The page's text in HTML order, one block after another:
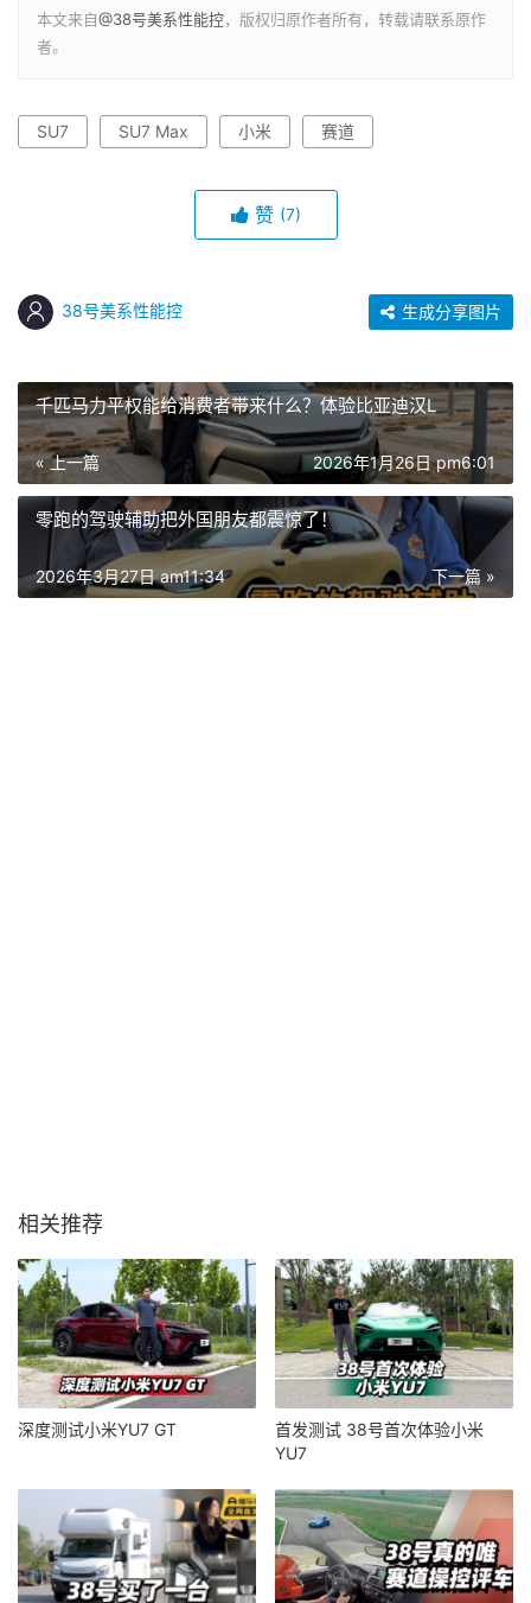
本文来自@38号美系性能控，版权归原作者所有，转载请联系原作
者。
SU7 SU7 Max 小米 赛道
赞 (7)
38号美系性能控 生成分享图片
千匹马力平权能给消费者带来什么？体验比亚迪汉L
« 上一篇 2026年1月26日 pm6:01
零跑的驾驶辅助把外国朋友都震惊了！
下一篇 »
2026年3月27日 am11:34
相关推荐
深度测试小米YU7 GT
首发测试 38号首次体验小米
YU7